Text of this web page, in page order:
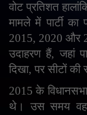
ई-पेपर
Language
English Arabic
वोट प्रतिशत
मामले में पार्टी
2015, 2020 और
उदाहरण हैं, जहां
दिखा, पर सीटों की
2015 के
थे। उस समय वह